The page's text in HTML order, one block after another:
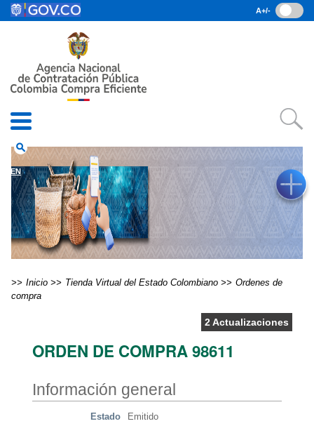
Pasar al contenido principal
• Consulta RUES
• Preguntas Frecuentes
search
EN
A+/-
Inicio Tienda Virtual del Estado Colombiano
Ordenes de
compra
2 Actualizaciones
ORDEN DE COMPRA 98611
Información general
Estado Emitido